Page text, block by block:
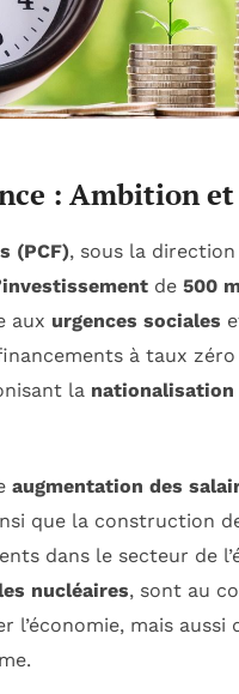
: Ambition
(PCF), sous la
de 500
aux urgences sociales
à taux
la nationalisation
augmentation des
que la construction
dans le secteur de
nucléaires, sont au
l’économie, mais aussi